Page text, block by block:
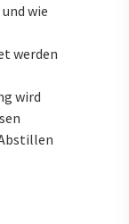
wie
werden
wird